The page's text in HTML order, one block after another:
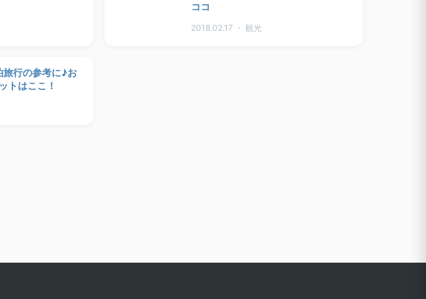
ココ
2018.02.17 ・ 観光
旅行の参考に♪お
トはここ！